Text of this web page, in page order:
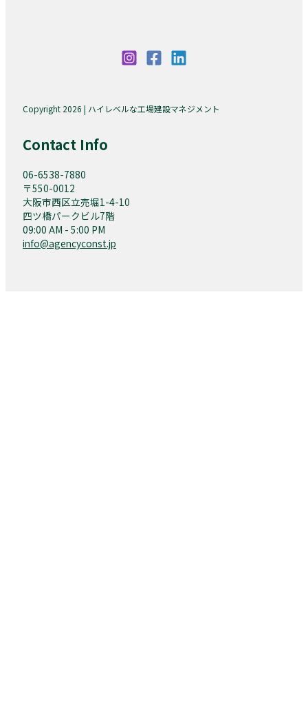
Copyright 2026 | ハイレベルな工場建設マネジメント
Contact Info
06-6538-7880
〒550-0012
大阪市西区立売堀1-4-10
四ツ橋パークビル7階
09:00 AM - 5:00 PM
info@agencyconst.jp